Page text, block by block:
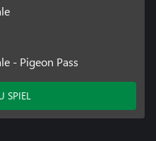
- Pigeon Pass
SPIEL